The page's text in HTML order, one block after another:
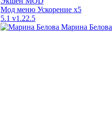
Мод меню Ускорение x5
5.1 v1.22.5
Марина Белова